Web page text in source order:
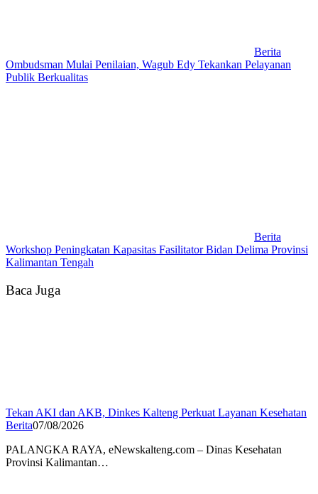
Berita
Ombudsman Mulai Penilaian, Wagub Edy Tekankan Pelayanan
Publik Berkualitas
Berita
Workshop Peningkatan Kapasitas Fasilitator Bidan Delima Provinsi
Kalimantan Tengah
Baca Juga
Tekan AKI dan AKB, Dinkes Kalteng Perkuat Layanan Kesehatan
Berita07/08/2026
PALANGKA RAYA, eNewskalteng.com – Dinas Kesehatan
Provinsi Kalimantan…